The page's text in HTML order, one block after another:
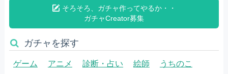
そろそろ、ガチャ作ってやるか・・
ガチャCreator募集
ガチャを探す
ゲーム アニメ 診断・占い 絵師
うちのこ